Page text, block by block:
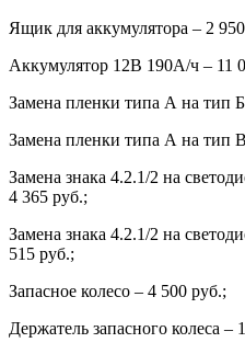
Ящик для аккумулятора – 2
Аккумулятор 12В 190А/ч – 11
Замена пленки типа А на тип
Замена пленки типа А на тип
Замена знака 4.2.1/2 на
4 365 руб.;
Замена знака 4.2.1/2 на
515 руб.;
Запасное колесо – 4 500 руб.;
Держатель запасного колеса –